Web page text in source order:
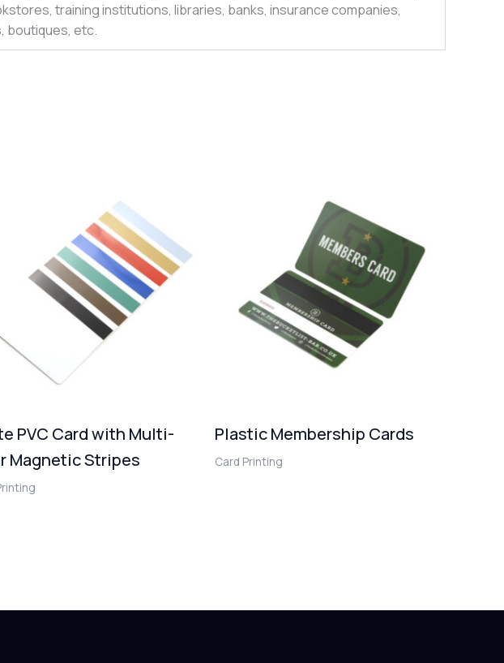
training institutions, libraries, banks, insurance companies,
, boutiques, etc.
PVC Card with Multi-
Magnetic Stripes
Plastic Membership Cards
Card Printing